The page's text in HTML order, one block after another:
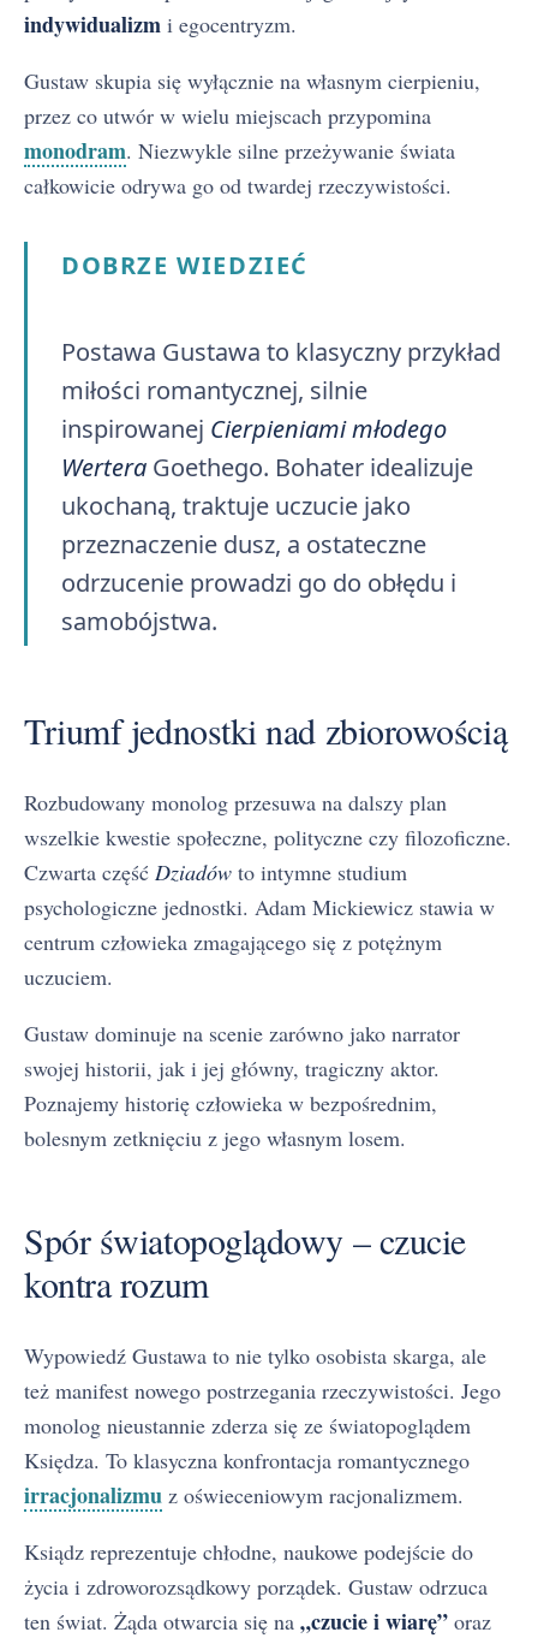
indywidualizm i egocentryzm.
Gustaw skupia się wyłącznie na własnym cierpieniu,
przez co utwór w wielu miejscach przypomina
monodram. Niezwykle silne przeżywanie świata
całkowicie odrywa go od twardej rzeczywistości.
DOBRZE WIEDZIEĆ
Postawa Gustawa to klasyczny przykład
miłości romantycznej, silnie
inspirowanej Cierpieniami młodego
Wertera Goethego. Bohater idealizuje
ukochaną, traktuje uczucie jako
przeznaczenie dusz, a ostateczne
odrzucenie prowadzi go do obłędu i
samobójstwa.
Triumf jednostki nad zbiorowością
Rozbudowany monolog przesuwa na dalszy plan
wszelkie kwestie społeczne, polityczne czy filozoficzne.
Czwarta część Dziadów to intymne studium
psychologiczne jednostki. Adam Mickiewicz stawia w
centrum człowieka zmagającego się z potężnym
uczuciem.
Gustaw dominuje na scenie zarówno jako narrator
swojej historii, jak i jej główny, tragiczny aktor.
Poznajemy historię człowieka w bezpośrednim,
bolesnym zetknięciu z jego własnym losem.
Spór światopoglądowy – czucie
kontra rozum
Wypowiedź Gustawa to nie tylko osobista skarga, ale
też manifest nowego postrzegania rzeczywistości. Jego
monolog nieustannie zderza się ze światopoglądem
Księdza. To klasyczna konfrontacja romantycznego
irracjonalizmu z oświeceniowym racjonalizmem.
Ksiądz reprezentuje chłodne, naukowe podejście do
życia i zdroworozsądkowy porządek. Gustaw odrzuca
ten świat. Żąda otwarcia się na „czucie i wiarę” oraz